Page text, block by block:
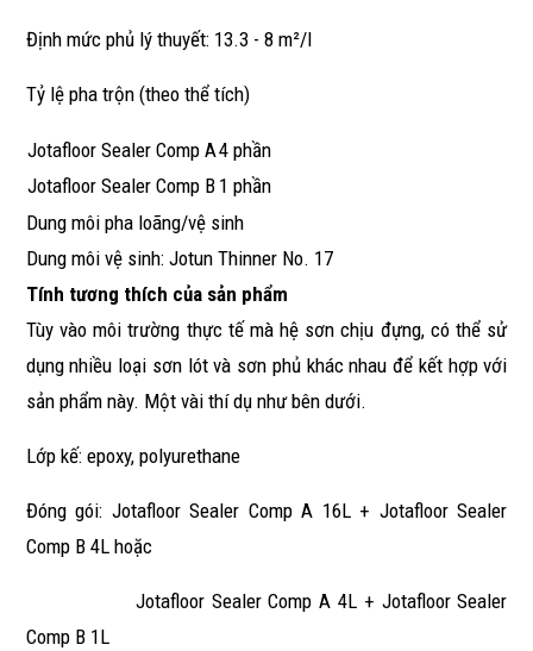
Định mức phủ lý thuyết: 13.3 - 8 m²/l
Tỷ lệ pha trộn (theo thể tích)
Jotafloor Sealer Comp A
Jotafloor Sealer Comp B
4 phần
1 phần
Dung môi pha loãng/vệ sinh
Dung môi vệ sinh: Jotun Thinner No. 17
Tính tương thích của sản phẩm
Tùy vào môi trường thực tế mà hệ sơn chịu đựng, có thể sử
dụng nhiều loại sơn lót và sơn phủ khác nhau để kết hợp với
sản phẩm này. Một vài thí dụ như bên dưới.
Lớp kế: epoxy, polyurethane
Đóng gói: Jotafloor Sealer Comp A 16L + Jotafloor Sealer
Comp B 4L hoặc
Jotafloor Sealer Comp A 4L + Jotafloor Sealer
Comp B 1L